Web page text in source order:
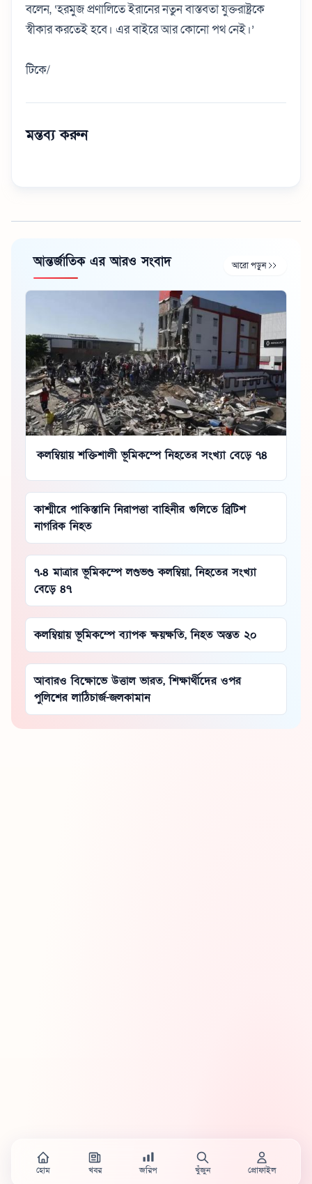
বলেন, ‘হরমুজ প্রণালিতে ইরানের নতুন বাস্তবতা যুক্তরাষ্ট্রকে
স্বীকার করতেই হবে। এর বাইরে আর কোনো পথ নেই।’
টিকে/
মন্তব্য করুন
আন্তর্জাতিক এর আরও সংবাদ আরো পড়ুন
কলম্বিয়ায় শক্তিশালী ভূমিকম্পে নিহতের সংখ্যা বেড়ে ৭৪
কাশ্মীরে পাকিস্তানি নিরাপত্তা বাহিনীর গুলিতে ব্রিটিশ
নাগরিক নিহত
৭.৪ মাত্রার ভূমিকম্পে লণ্ডভণ্ড কলম্বিয়া, নিহতের সংখ্যা
বেড়ে ৪৭
কলম্বিয়ায় ভূমিকম্পে ব্যাপক ক্ষয়ক্ষতি, নিহত অন্তত ২০
আবারও বিক্ষোভে উত্তাল ভারত, শিক্ষার্থীদের ওপর
পুলিশের লাঠিচার্জ-জলকামান
হোম খবর জরিপ খুঁজুন প্রোফাইল